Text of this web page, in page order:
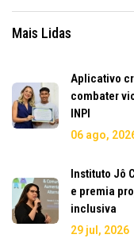
Mais Lidas
Aplicativo
combater
INPI
06 ago,
Instituto Jô
e premia
inclusiva
29 jul, 2026